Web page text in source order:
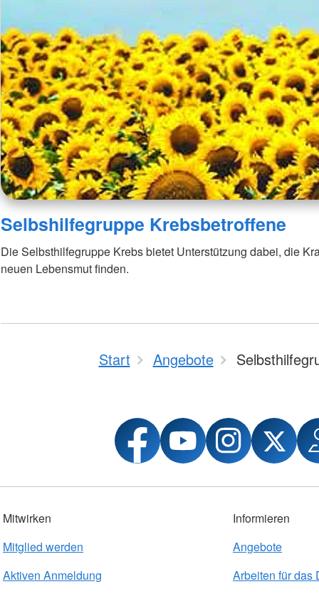
Selbshilfegruppe Krebsbetroffene
Die Selbsthilfegruppe Krebs bietet Unterstützung dabei, die
neuen Lebensmut finden.
Start Angebote
Mitwirken
Mitglied werden
Aktiven Anmeldung
Informieren
Angebote
Arbeiten für das